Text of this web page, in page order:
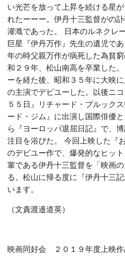
い光芒を放って上昇を続ける星
れたーーー。伊丹十三監督がの
灌漑であった。 日本のルネクレ
巨星『伊丹万作』先生の遺児で
年の時父親万作が病死した為貧
和２９年、松山南高を卒業した
ーを経た後、昭和３５年に大映
の主演でデビユーした。以後ニ
５５日』リチャード・ブルック
ード・ジム』に出演し国際俳優
ら『ヨーロッパ退屈日記』で、
注目を浴びた。 今回上映した『
のデビユー作で、爆発的なヒッ
輩である伊丹十三監督を「映画
る。松山に帰る度に『伊丹十三
います。
（文責渡邉道英）
映画同好会 ２０１９年度上映作